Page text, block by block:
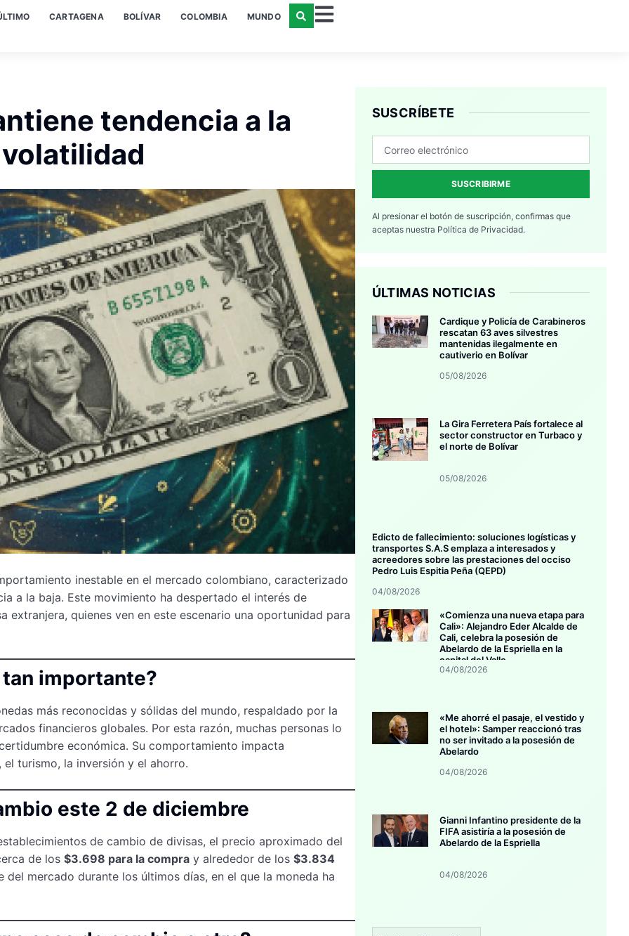
CARTAGENA BOLÍVAR COLOMBIA MUNDO
tendencia a la
inestable en el mercado colombiano, caracterizado
a la baja. Este movimiento ha despertado el interés de
extranjera, quienes ven en este escenario una oportunidad para
importante?
más reconocidas y sólidas del mundo, respaldado por la
financieros globales. Por esta razón, muchas personas lo
económica. Su comportamiento impacta
turismo, la inversión y el ahorro.
este 2 de diciembre
de cambio de divisas, el precio aproximado del
de los $3.698 para la compra y alrededor de los $3.834
mercado durante los últimos días, en el que la moneda ha
SUSCRÍBETE
SUSCRIBIRME
Al presionar el botón de suscripción, confirmas que
aceptas nuestra Política de Privacidad.
ÚLTIMAS NOTICIAS
Cardique y Policía de Carabineros
rescatan 63 aves silvestres
mantenidas ilegalmente en
cautiverio en Bolívar
05/08/2026
La Gira Ferretera País fortalece al
sector constructor en Turbaco y
el norte de Bolívar
05/08/2026
Edicto de fallecimiento: soluciones logísticas y
transportes S.A.S emplaza a interesados y
acreedores sobre las prestaciones del occiso
Pedro Luis Espitia Peña (QEPD)
04/08/2026
«Comienza una nueva etapa para
Cali»: Alejandro Eder Alcalde de
Cali, celebra la posesión de
Abelardo de la Espriella en la
capital del Valle
04/08/2026
«Me ahorré el pasaje, el vestido y
el hotel»: Samper reaccionó tras
no ser invitado a la posesión de
Abelardo
04/08/2026
Gianni Infantino presidente de la
FIFA asistiría a la posesión de
Abelardo de la Espriella
04/08/2026